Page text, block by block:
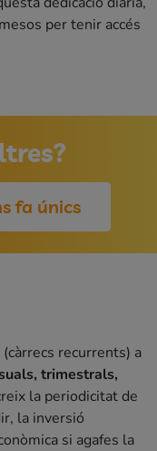
per tenir accés
fa únics
recurrents) a
trimestrals,
la periodicitat de
la inversió
si agafes la